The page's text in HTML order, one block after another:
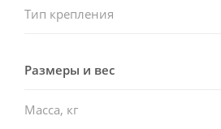
Тип крепления
Размеры и вес
Масса, кг